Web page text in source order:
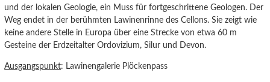
und der lokalen Geologie, ein Muss für fortgeschrittene Geologen. Der
Weg endet in der berühmten Lawinenrinne des Cellons. Sie zeigt wie
keine andere Stelle in Europa über eine Strecke von etwa 60 m
Gesteine der Erdzeitalter Ordovizium, Silur und Devon.
Ausgangspunkt: Lawinengalerie Plöckenpass